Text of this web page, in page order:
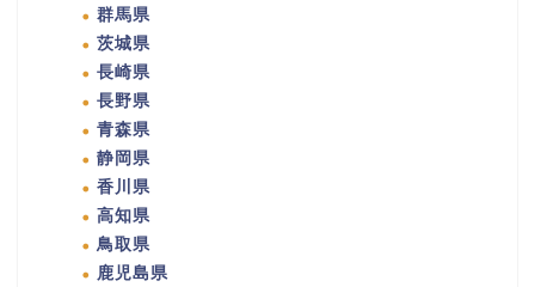
群馬県
茨城県
長崎県
長野県
青森県
静岡県
香川県
高知県
鳥取県
鹿児島県